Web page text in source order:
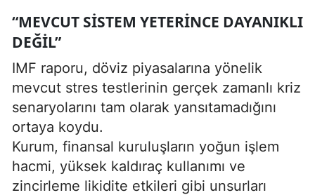
“MEVCUT SISTEM YETERINCE DAYANIKLI
DEĞIL”
IMF raporu, döviz piyasalarına yönelik
mevcut stres testlerinin gerçek zamanlı kriz
senaryolarını tam olarak yansıtamadığını
ortaya koydu.
Kurum, finansal kuruluşların yoğun işlem
hacmi, yüksek kaldıraç kullanımı ve
zincirleme likidite etkileri gibi unsurları